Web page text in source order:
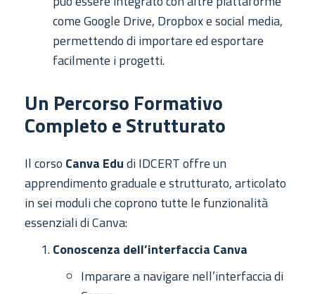
come Google Drive, Dropbox e social media,
permettendo di importare ed esportare
facilmente i progetti.
Un Percorso Formativo
Completo e Strutturato
Il corso Canva Edudi IDCERT offre un
apprendimento graduale e strutturato, articolato
in sei moduli che coprono tutte le funzionalità
essenziali di Canva:
Conoscenza dell’interfaccia Canva
Imparare a navigare nell’interfaccia di